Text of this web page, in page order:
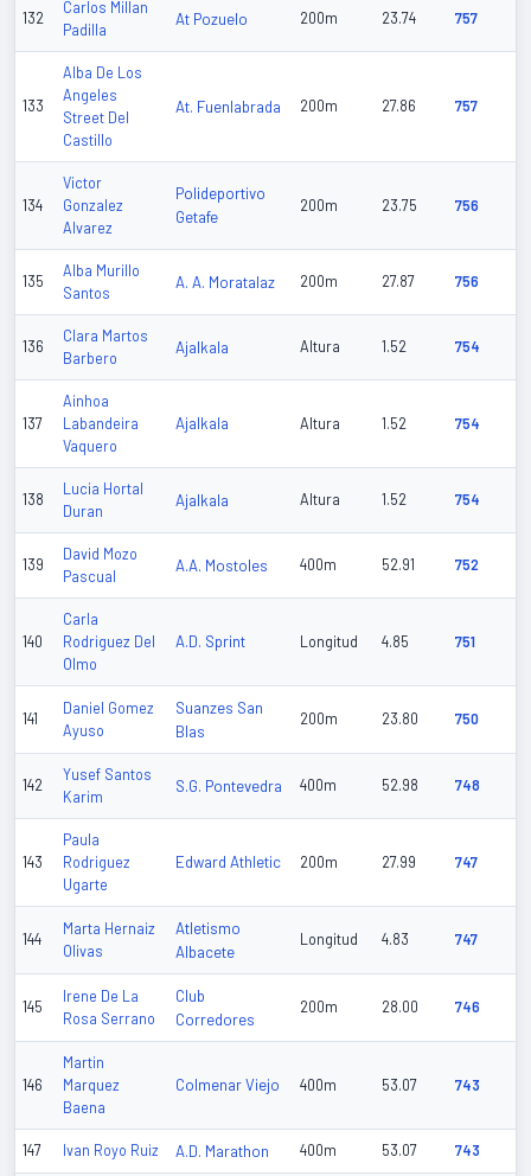
132
Carlos Millan
Padilla
At Pozuelo 200m 23.74 757
133
Alba De Los
Angeles
Street Del
Castillo
At. Fuenlabrada 200m 27.86 757
134
Victor
Gonzalez
Alvarez
Polideportivo
Getafe
200m 23.75 756
135
Alba Murillo
Santos
A. A. Moratalaz 200m 27.87 756
136
Clara Martos
Barbero
Ajalkala Altura 1.52 754
137
Ainhoa
Labandeira
Vaquero
Ajalkala Altura 1.52 754
138
Lucia Hortal
Duran
Ajalkala Altura 1.52 754
139
David Mozo
Pascual
A.A. Mostoles 400m 52.91 752
140
Carla
Rodriguez Del
Olmo
A.D. Sprint Longitud 4.85 751
141
Daniel Gomez
Ayuso
Suanzes San
Blas
200m 23.80 750
142
Yusef Santos
Karim
S.G. Pontevedra 400m 52.98 748
143
Paula
Rodriguez
Ugarte
Edward Athletic 200m 27.99 747
144
Marta Hernaiz
Olivas
Atletismo
Albacete
Longitud 4.83 747
145
Irene De La
Rosa Serrano
Club
Corredores
200m 28.00 746
146
Martin
Marquez
Baena
Colmenar Viejo 400m 53.07 743
147 Ivan Royo Ruiz A.D. Marathon 400m 53.07 743